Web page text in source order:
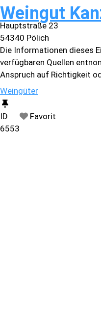
Weingut
Hauptstraße 23
54340 Pölich
Die Informationen dieses
verfügbaren Quellen
Anspruch auf Richtigkeit
Weingüter
ID
6553
Favorit